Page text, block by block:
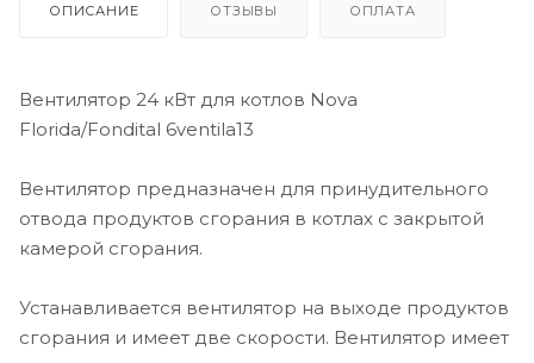
ОПИСАНИЕ ОТЗЫВЫ ОПЛАТА
Вентилятор 24 кВт для котлов Nova
Florida/Fondital 6ventila13
Вентилятор предназначен для принудительного
отвода продуктов сгорания в котлах с закрытой
камерой сгорания.
Устанавливается вентилятор на выходе продуктов
сгорания и имеет две скорости. Вентилятор имеет